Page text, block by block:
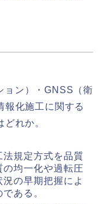
ョン）・GNSS（衛
報化施工に関する
れか。
規定方式を品質
均一化や過転圧
の早期把握によ
ある。